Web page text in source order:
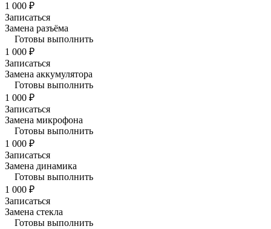
1 000 ₽
Записаться
Замена разъёма
Готовы выполнить
1 000 ₽
Записаться
Замена аккумулятора
Готовы выполнить
1 000 ₽
Записаться
Замена микрофона
Готовы выполнить
1 000 ₽
Записаться
Замена динамика
Готовы выполнить
1 000 ₽
Записаться
Замена стекла
Готовы выполнить